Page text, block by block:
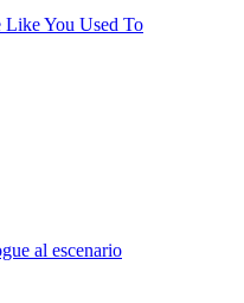
You Used To
al escenario